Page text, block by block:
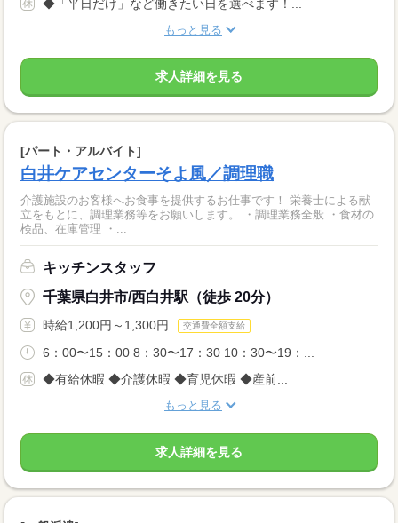
◆「平日だけ」など働きたい日を選べます！...
もっと見る
求人詳細を見る
[パート・アルバイト]
白井ケアセンターそよ風／調理職
介護施設のお客様へお食事を提供するお仕事です！ 栄養士による献
立をもとに、調理業務等をお願いします。 ・調理業務全般 ・食材の
検品、在庫管理 ・...
キッチンスタッフ
千葉県白井市/西白井駅（徒歩 20分）
時給1,200円～1,300円 交通費全額支給
6：00〜15：00 8：30〜17：30 10：30〜19：...
◆有給休暇 ◆介護休暇 ◆育児休暇 ◆産前...
もっと見る
求人詳細を見る